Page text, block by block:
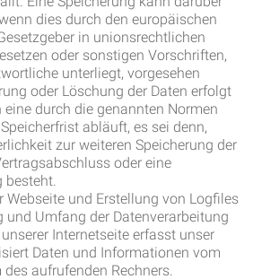
dies durch den europäischen
in unionsrechtlichen
oder sonstigen Vorschriften,
unterliegt, vorgesehen
oder Löschung der Daten erfolgt
durch die genannten Normen
abläuft, es sei denn,
zur weiteren Speicherung der
oder eine
besteht.
Webseite und Erstellung von Logfiles
und Umfang der Datenverarbeitung
Internetseite erfasst unser
Daten und Informationen vom
des aufrufenden Rechners.